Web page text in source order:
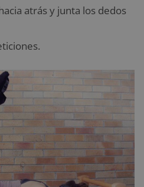
atrás y junta los dedos